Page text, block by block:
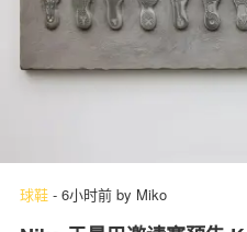
球鞋 - 6小时前 by Miko